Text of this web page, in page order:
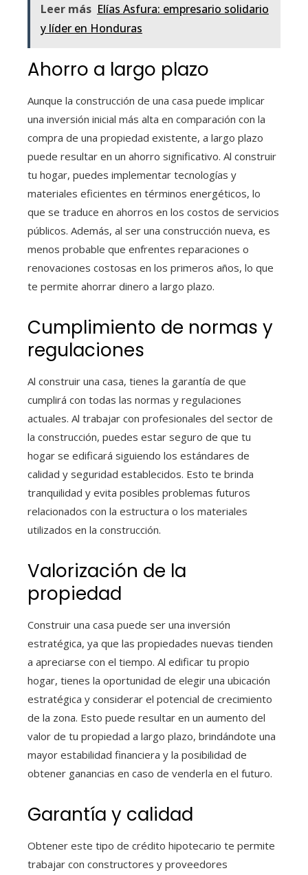
Leer más Elías Asfura: empresario solidario
y líder en Honduras
Ahorro a largo plazo
Aunque la construcción de una casa puede implicar
una inversión inicial más alta en comparación con la
compra de una propiedad existente, a largo plazo
puede resultar en un ahorro significativo. Al construir
tu hogar, puedes implementar tecnologías y
materiales eficientes en términos energéticos, lo
que se traduce en ahorros en los costos de servicios
públicos. Además, al ser una construcción nueva, es
menos probable que enfrentes reparaciones o
renovaciones costosas en los primeros años, lo que
te permite ahorrar dinero a largo plazo.
Cumplimiento de normas y
regulaciones
Al construir una casa, tienes la garantía de que
cumplirá con todas las normas y regulaciones
actuales. Al trabajar con profesionales del sector de
la construcción, puedes estar seguro de que tu
hogar se edificará siguiendo los estándares de
calidad y seguridad establecidos. Esto te brinda
tranquilidad y evita posibles problemas futuros
relacionados con la estructura o los materiales
utilizados en la construcción.
Valorización de la
propiedad
Construir una casa puede ser una inversión
estratégica, ya que las propiedades nuevas tienden
a apreciarse con el tiempo. Al edificar tu propio
hogar, tienes la oportunidad de elegir una ubicación
estratégica y considerar el potencial de crecimiento
de la zona. Esto puede resultar en un aumento del
valor de tu propiedad a largo plazo, brindándote una
mayor estabilidad financiera y la posibilidad de
obtener ganancias en caso de venderla en el futuro.
Garantía y calidad
Obtener este tipo de crédito hipotecario te permite
trabajar con constructores y proveedores